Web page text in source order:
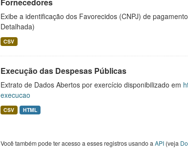
Exibe a identificação dos Favorecidos (CNPJ) de
Detalhada)
CSV
Execução das Despesas Públicas
Extrato de Dados Abertos por exercício disponibilizado em
execucao
CSV HTML
Você também pode ter acesso a esses registros usando a API(veja